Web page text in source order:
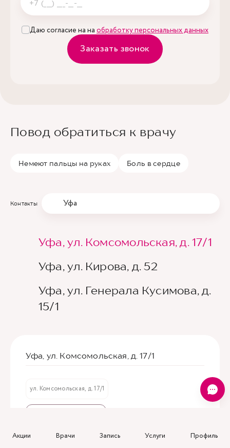
Даю согласие на на обработку персональных данных
Заказать звонок
Повод обратиться к врачу
Немеют пальцы на руках Боль в сердце
Контакты Уфа
Уфа, ул. Комсомольская, д. 17/1
Уфа, ул. Кирова, д. 52
Уфа, ул. Генерала Кусимова, д.
15/1
Уфа, ул. Комсомольская, д. 17/1
ул. Комсомольская, д. 17/1
пн-пт 07:30-20:00
Акции Врачи Запись Услуги Профиль